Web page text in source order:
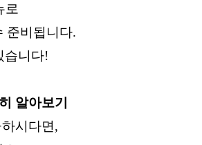
로
준비됩니다.
습니다!
알아보기
시다면,